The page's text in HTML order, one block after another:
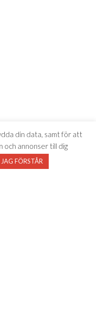
din data, samt för att
och annonser till dig
JAG FÖRSTÅR